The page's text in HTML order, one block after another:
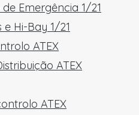
Emergência 1/21
Hi-Bay 1/21
ATEX
ATEX
ATEX